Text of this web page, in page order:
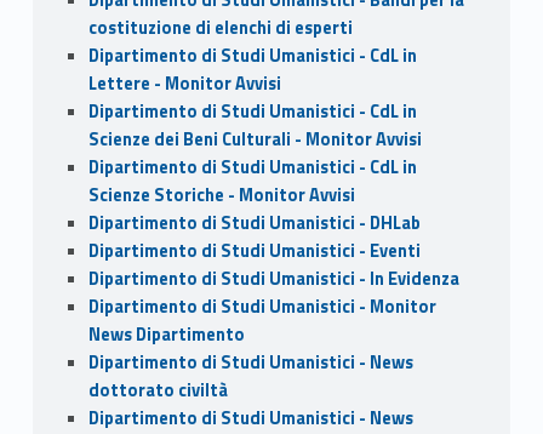
costituzione di elenchi di esperti
Dipartimento di Studi Umanistici - CdL in
Lettere - Monitor Avvisi
Dipartimento di Studi Umanistici - CdL in
Scienze dei Beni Culturali - Monitor Avvisi
Dipartimento di Studi Umanistici - CdL in
Scienze Storiche - Monitor Avvisi
Dipartimento di Studi Umanistici - DHLab
Dipartimento di Studi Umanistici - Eventi
Dipartimento di Studi Umanistici - In Evidenza
Dipartimento di Studi Umanistici - Monitor
News Dipartimento
Dipartimento di Studi Umanistici - News
dottorato civiltà
Dipartimento di Studi Umanistici - News